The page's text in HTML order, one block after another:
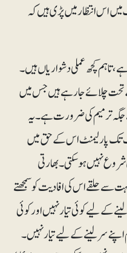
میں اس انتظار میں پڑی ہیں کہ
تاہم کچھ عملی دشواریاں ہیں۔
کے ایکٹ کے تحت چلائے جا رہے ہیں جس میں
جگہ ترمیم کی ضرورت ہے۔ یہ
پارلیمنٹ اس کے حق میں
نہیں ہوسکتی۔ بھارتی
حلقے اس کی افادیت کو سمجھتے
کے لیے کوئی تیار نہیں اور کوئی
سر لینے کے لیے تیار نہیں۔